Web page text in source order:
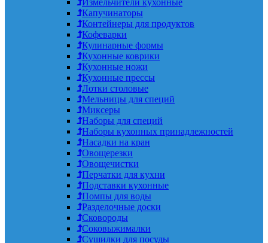
Капучинаторы
Контейнеры для продуктов
Кофеварки
Кулинарные формы
Кухонные коврики
Кухонные ножи
Кухонные прессы
Лотки столовые
Мельницы для специй
Миксеры
Наборы для специй
Наборы кухонных принадлежностей
Насадки на кран
Овощерезки
Овощечистки
Перчатки для кухни
Подставки кухонные
Помпы для воды
Разделочные доски
Сковороды
Соковыжималки
Сушилки для посуды